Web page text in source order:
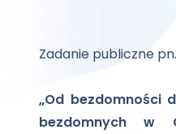
Zadanie publiczne pn.
„Od bezdomności
bezdomnych w